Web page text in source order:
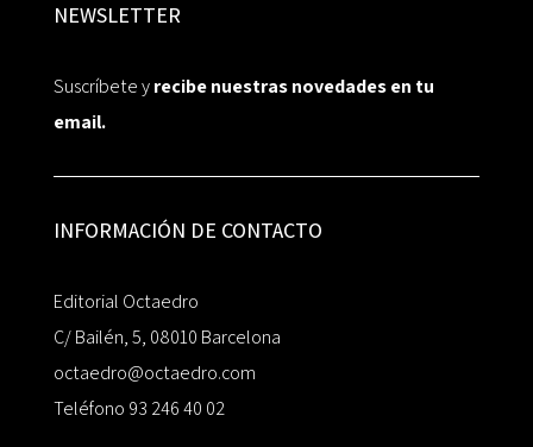
NEWSLETTER
Suscríbete yrecibe nuestras novedades en tu
email.
INFORMACIÓN DE CONTACTO
Editorial Octaedro
C/ Bailén, 5, 08010 Barcelona
octaedro@octaedro.com
Teléfono 93 246 40 02